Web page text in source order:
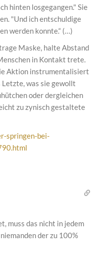
hinten losgegangen." Sie
"Und ich entschuldige
werden konnte.“ (…)
Maske, halte Abstand
in Kontakt trete.
Aktion instrumentalisiert
Letzte, was sie gewollt
oder dergleichen
zu zynisch gestaltete
springen-bei-
muss das nicht in jedem
der zu 100%